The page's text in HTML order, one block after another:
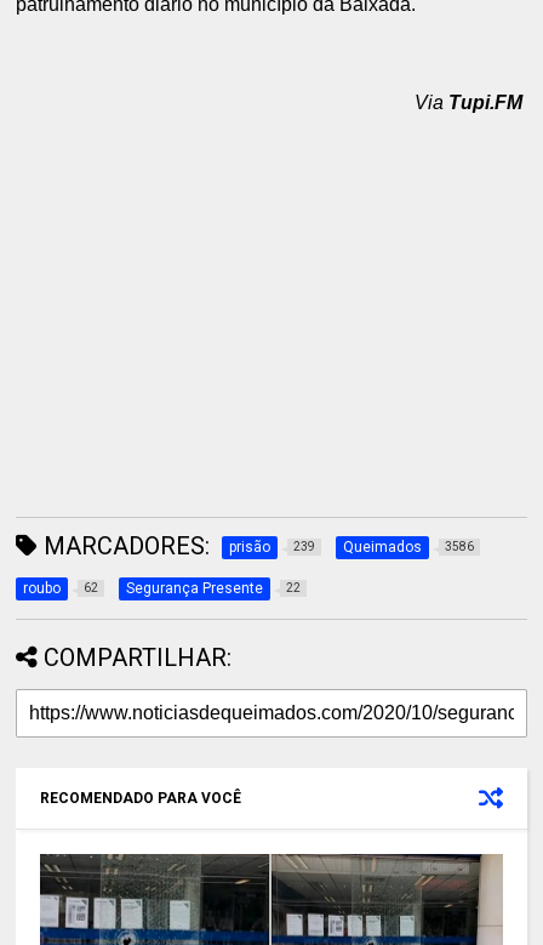
patrulhamento diário no município da Baixada.
Via Tupi.FM
MARCADORES: prisão 239 Queimados 3586
roubo 62 Segurança Presente 22
COMPARTILHAR:
RECOMENDADO PARA VOCÊ